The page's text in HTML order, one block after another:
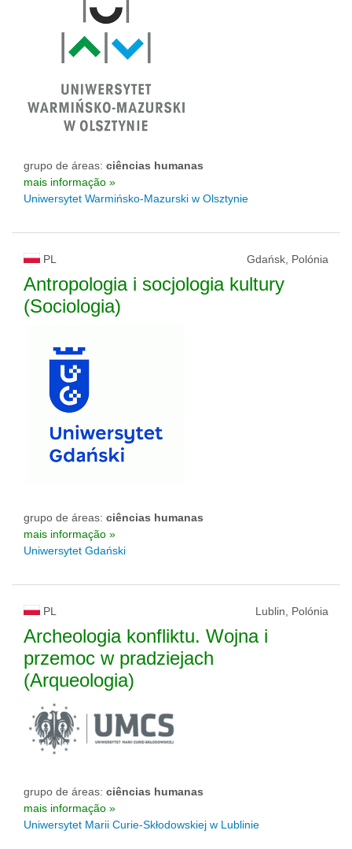
grupo de áreas: ciências humanas
mais informação »
Uniwersytet Warmińsko-Mazurski w Olsztynie
PL Gdańsk, Polónia
Antropologia i socjologia kultury
(Sociologia)
grupo de áreas: ciências humanas
mais informação »
Uniwersytet Gdański
PL Lublin, Polónia
Archeologia konfliktu. Wojna i
przemoc w pradziejach
(Arqueologia)
grupo de áreas: ciências humanas
mais informação »
Uniwersytet Marii Curie-Skłodowskiej w Lublinie